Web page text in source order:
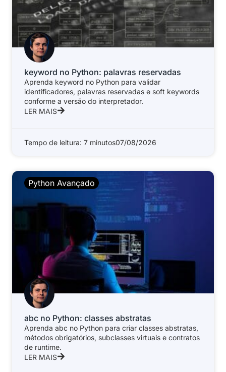
keyword no Python: palavras reservadas
Aprenda keyword no Python para validar
identificadores, palavras reservadas e soft keywords
conforme a versão do interpretador.
LER MAIS
Tempo de leitura: 7 minutos07/08/2026
Python Avançado
abc no Python: classes abstratas
Aprenda abc no Python para criar classes abstratas,
métodos obrigatórios, subclasses virtuais e contratos
de runtime.
LER MAIS